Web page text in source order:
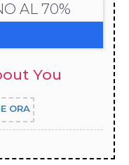
AL 70%
You
ORA